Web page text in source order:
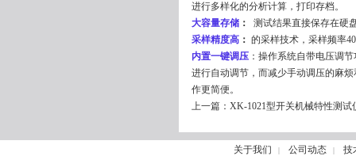
进行多样化的分析计算，打印存档。
大容量存储：
测试结果直接保存在硬
采样精度高： 的采样技术，采样频率
内置一键调压：操作系统自带电压调
进行自动调节，而减少手动调压的麻
作更简便。
上一篇： XK-1021型开关机械特性测试
关于我们 | 公司动态 |
技